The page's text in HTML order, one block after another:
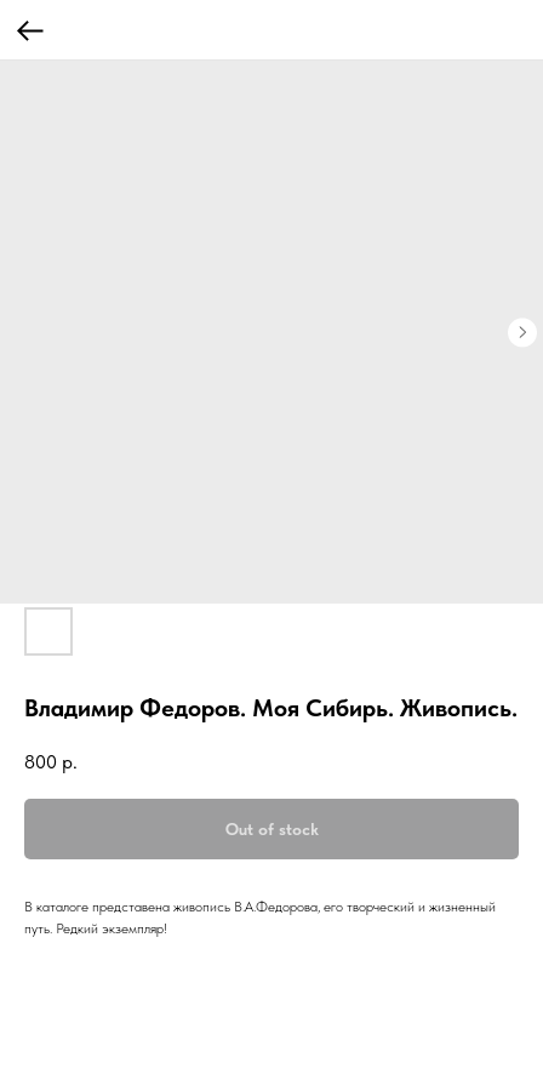
Владимир Федоров. Моя Сибирь. Живопись.
800 р.
Out of stock
В каталоге представена живопись В.А.Федорова, его творческий и жизненный
путь. Редкий экземпляр!